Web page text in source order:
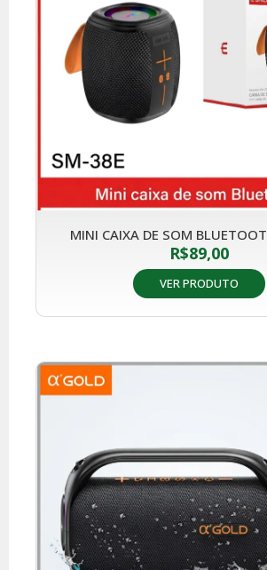
MINI CAIXA DE SOM
R$89,00
VER PRODUTO